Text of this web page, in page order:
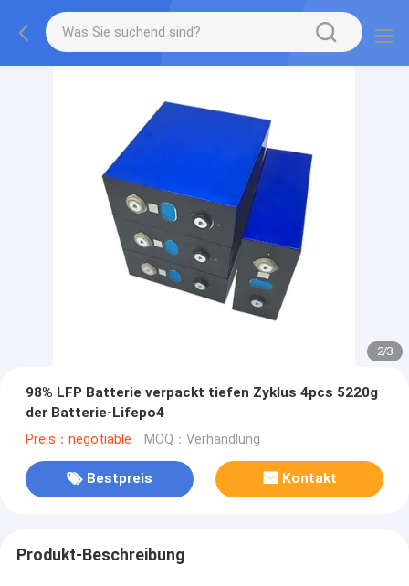
2/3
98% LFP Batterie verpackt tiefen Zyklus 4pcs 5220g
der Batterie-Lifepo4
Preis：negotiable MOQ：Verhandlung
Bestpreis Kontakt
Produkt-Beschreibung